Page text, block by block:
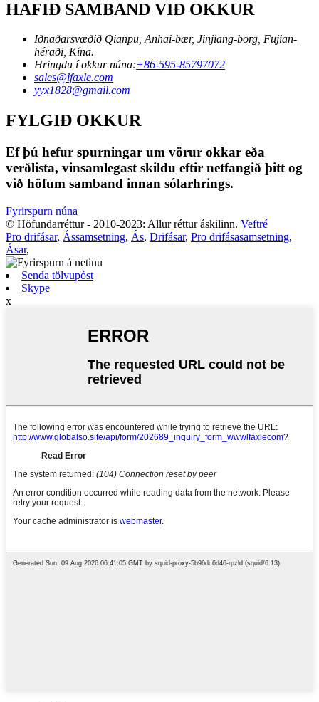
HAFIÐ SAMBAND VIÐ OKKUR
Iðnaðarsvæðið Qianpu, Anhai-bær, Jinjiang-borg, Fujian-
héraði, Kína.
Hringdu í okkur núna:+86-595-85797072
sales@lfaxle.com
yyx1828@gmail.com
FYLGIÐ OKKUR
Ef þú hefur spurningar um vörur okkar eða
verðlista, vinsamlegast skildu eftir netfangið þitt og
við höfum samband innan sólarhrings.
Fyrirspurn núna
© Höfundarréttur - 2010-2023: Allur réttur áskilinn. Veftré
Pro drifásar, Ássamsetning, Ás, Drifásar, Pro drifásasamsetning,
Ásar,
Senda tölvupóst
Skype
x